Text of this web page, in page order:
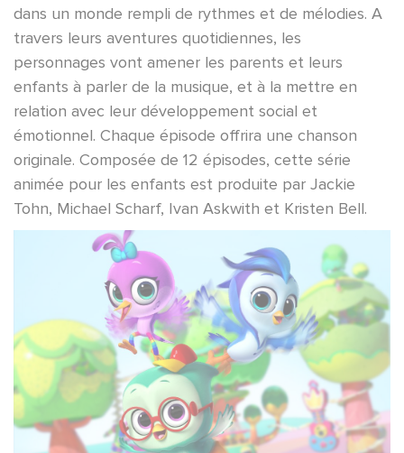
dans un monde rempli de rythmes et de mélodies. A
travers leurs aventures quotidiennes, les
personnages vont amener les parents et leurs
enfants à parler de la musique, et à la mettre en
relation avec leur développement social et
émotionnel. Chaque épisode offrira une chanson
originale. Composée de 12 épisodes, cette série
animée pour les enfants est produite par Jackie
Tohn, Michael Scharf, Ivan Askwith et Kristen Bell.